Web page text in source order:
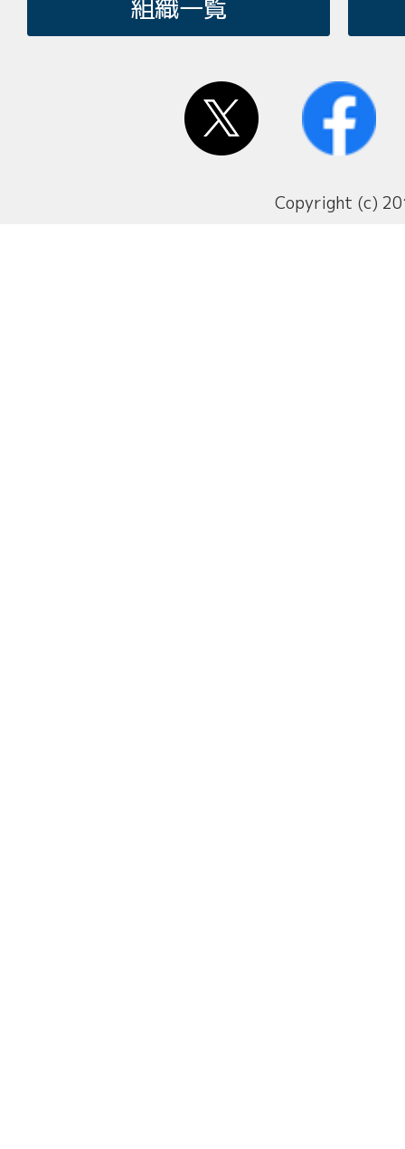
組織一覧
Copyright (c)